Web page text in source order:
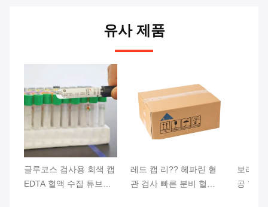
유사 제품
글루코스 검사용 회색 캡
EDTA 혈액 수집 튜브
레드 캡 리?? 헤파린 혈
관 검사 빠른 분비 혈전
보라색
공 혈액